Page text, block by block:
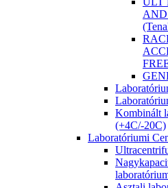
Kombinált
(+4C/-20C)
Laboratóriumi